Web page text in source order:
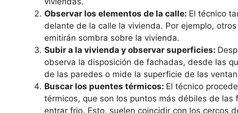
Observar los elementos de la calle: El técnico
delante de la calle la vivienda. Por ejemplo,
emitirán sombra sobre la vivienda.
Subir a la vivienda y observar superficies:
observa la disposición de fachadas, desde las
de las paredes o mide la superficie de las
Buscar los puentes térmicos: El técnico
térmicos, que son los puntos más débiles de
entrar frio. Esto, suelen coincidir con los cercos